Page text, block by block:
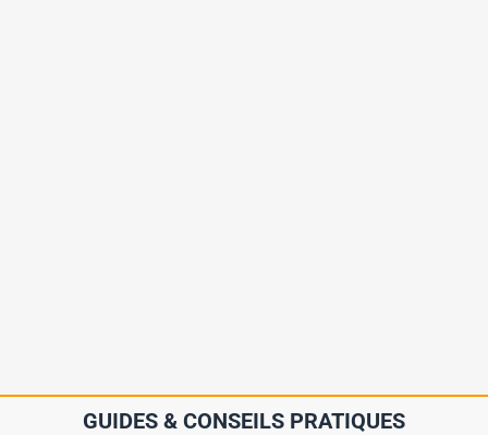
GUIDES & CONSEILS PRATIQUES